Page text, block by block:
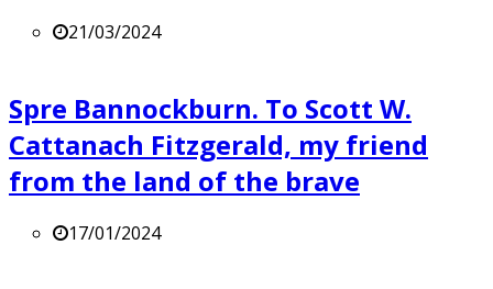
21/03/2024
Spre Bannockburn. To Scott W.
Cattanach Fitzgerald, my friend
from the land of the brave
17/01/2024